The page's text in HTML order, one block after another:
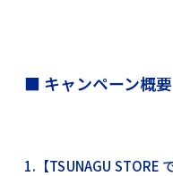
■ キャンペーン概
1.【TSUNAGU STORE